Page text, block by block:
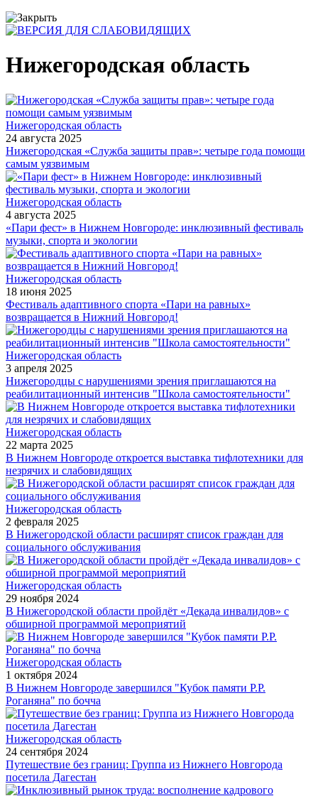
Нижегородская область
Нижегородская область
24 августа 2025
Нижегородская «Служба защиты прав»: четыре года помощи
самым уязвимым
Нижегородская область
4 августа 2025
«Пари фест» в Нижнем Новгороде: инклюзивный фестиваль
музыки, спорта и экологии
Нижегородская область
18 июня 2025
Фестиваль адаптивного спорта «Пари на равных»
возвращается в Нижний Новгород!
Нижегородская область
3 апреля 2025
Нижегородцы с нарушениями зрения приглашаются на
реабилитационный интенсив "Школа самостоятельности"
Нижегородская область
22 марта 2025
В Нижнем Новгороде откроется выставка тифлотехники для
незрячих и слабовидящих
Нижегородская область
2 февраля 2025
В Нижегородской области расширят список граждан для
социального обслуживания
Нижегородская область
29 ноября 2024
В Нижегородской области пройдёт «Декада инвалидов» с
обширной программой мероприятий
Нижегородская область
1 октября 2024
В Нижнем Новгороде завершился "Кубок памяти Р.Р.
Роганяна" по бочча
Нижегородская область
24 сентября 2024
Путешествие без границ: Группа из Нижнего Новгорода
посетила Дагестан